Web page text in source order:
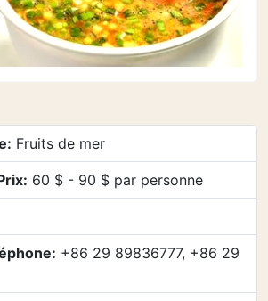
Fruits de mer
60 $ - 90 $ par personne
+86 29 89836777, +86 29